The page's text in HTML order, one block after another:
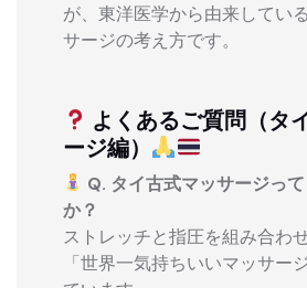
が、東洋医学から由来してい
サージの考え方です。
よくあるご質問（タ
ージ編）
Q. タイ古式マッサージっ
か？
ストレッチと指圧を組み合わ
「世界一気持ちいいマッサー